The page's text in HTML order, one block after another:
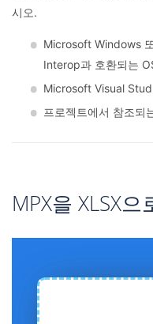
시오.
Microsoft Windows
Interop과 호환되는
Microsoft Visual
프로젝트에서 참조되
MPX을 XLSX